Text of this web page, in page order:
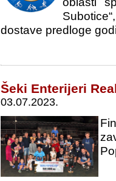
dostave predloge
Šeki Enterijeri
03.07.2023.